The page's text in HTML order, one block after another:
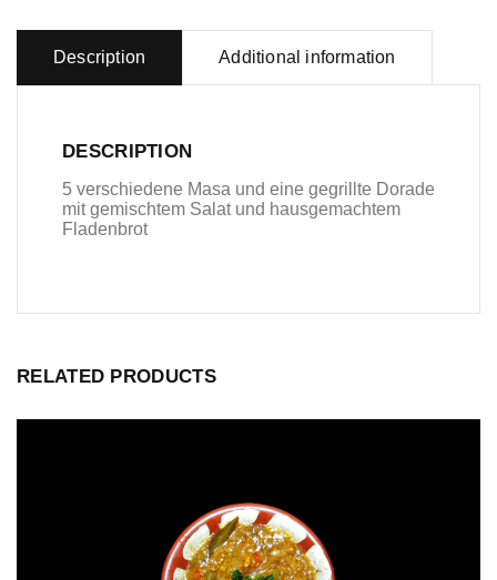
Description Additional information
DESCRIPTION
5 verschiedene Masa und eine gegrillte Dorade
mit gemischtem Salat und hausgemachtem
Fladenbrot
RELATED PRODUCTS